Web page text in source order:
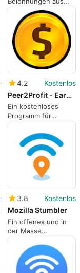
Ihren Daten.
4.2
Kostenlos
Peer2Profit - Earn Money
Ein kostenloses
Programm für
Android, von
Peer2Profit LLC.
3.8
Kostenlos
Mozilla Stumbler
Ein offenes und in
der Masse
vorhandenes Tool,
das Wi-Fi-
Netzwerkstandorte
erfasst